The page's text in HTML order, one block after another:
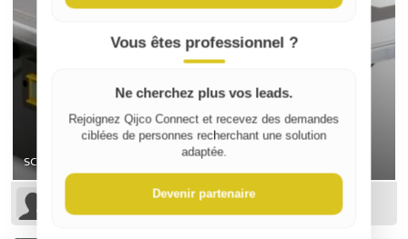
scie à carrelage Rubi
Vous êtes professionnel ?
Ne cherchez plus vos leads.
Rejoignez Qijco Connect et recevez des demandes
ciblées de personnes recherchant une solution
adaptée.
Devenir partenaire